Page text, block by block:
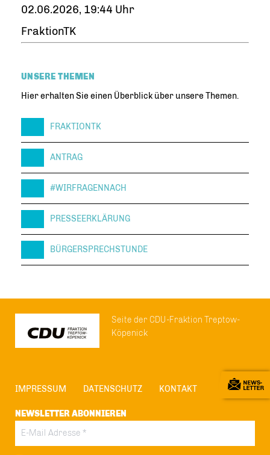
02.06.2026, 19:44 Uhr
FraktionTK
UNSERE THEMEN
Hier erhalten Sie einen Überblick über unsere Themen.
FRAKTIONTK
ANTRAG
#WIRFRAGENNACH
PRESSEERKLÄRUNG
BÜRGERSPRECHSTUNDE
Seite der CDU-Fraktion Treptow-
Köpenick
IMPRESSUM DATENSCHUTZ KONTAKT
NEWSLETTER ABONNIEREN